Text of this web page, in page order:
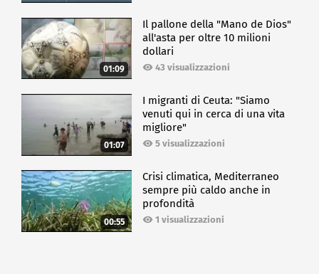
01:09
Il pallone della "Mano de Dios"
all'asta per oltre 10 milioni
dollari
43 visualizzazioni
01:07
I migranti di Ceuta: "Siamo
venuti qui in cerca di una vita
migliore"
5 visualizzazioni
00:55
Crisi climatica, Mediterraneo
sempre più caldo anche in
profondità
1 visualizzazioni